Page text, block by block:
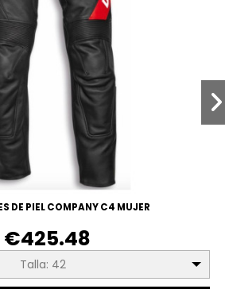
DE PIEL COMPANY C4 MUJER
€425.48
Talla: 42